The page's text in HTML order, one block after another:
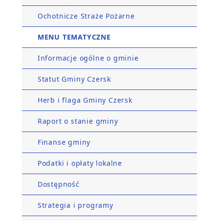
Ochotnicze Straże Pożarne
MENU TEMATYCZNE
Informacje ogólne o gminie
Statut Gminy Czersk
Herb i flaga Gminy Czersk
Raport o stanie gminy
Finanse gminy
Podatki i opłaty lokalne
Dostępność
Strategia i programy